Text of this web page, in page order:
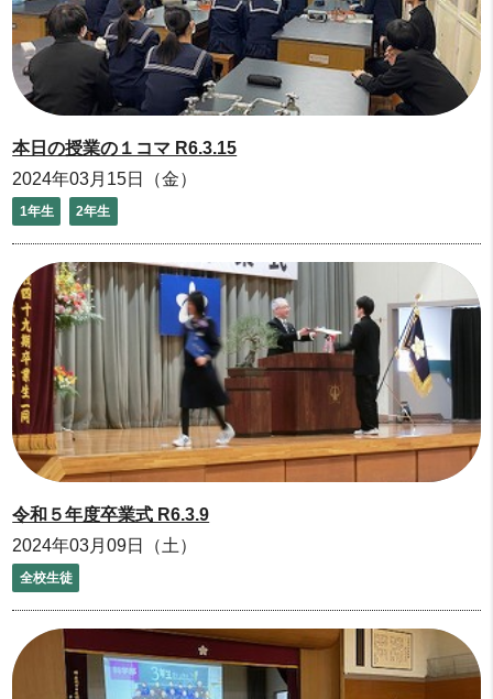
本日の授業の１コマ R6.3.15
2024年03月15日（金）
1年生 2年生
令和５年度卒業式 R6.3.9
2024年03月09日（土）
全校生徒